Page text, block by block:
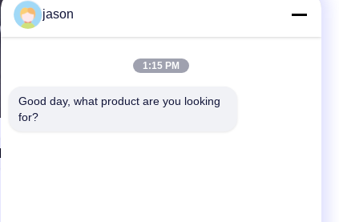
jason
1:15 PM
Good day, what product are you looking
for?